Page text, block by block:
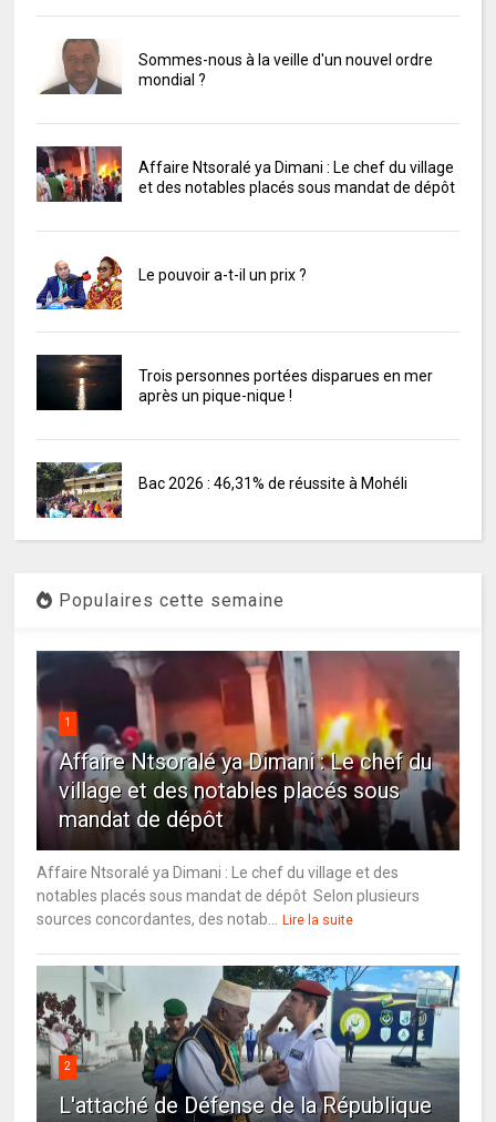
Sommes-nous à la veille d'un nouvel ordre
mondial ?
Affaire Ntsoralé ya Dimani : Le chef du village
et des notables placés sous mandat de dépôt
Le pouvoir a-t-il un prix ?
Trois personnes portées disparues en mer
après un pique-nique !
Bac 2026 : 46,31% de réussite à Mohéli
Populaires cette semaine
1
Affaire Ntsoralé ya Dimani : Le chef du
village et des notables placés sous
mandat de dépôt
Affaire Ntsoralé ya Dimani : Le chef du village et des
notables placés sous mandat de dépôt Selon plusieurs
sources concordantes, des notab...
Lire la suite
2
L'attaché de Défense de la République